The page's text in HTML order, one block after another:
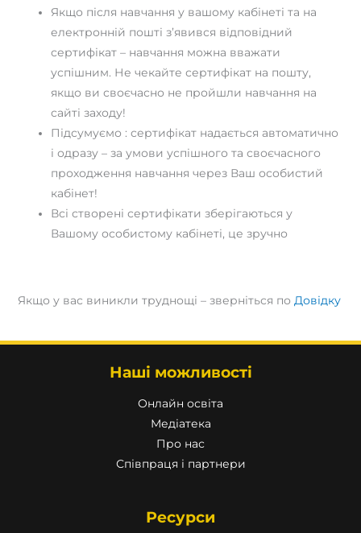
Якщо після навчання у вашому кабінеті та на
електронній пошті з’явився відповідний
сертифікат – навчання можна вважати
успішним. Не чекайте сертифікат на пошту,
якщо ви своєчасно не пройшли навчання на
сайті заходу!
Підсумуємо : сертифікат надається автоматично
і одразу – за умови успішного та своєчасного
проходження навчання через Ваш особистий
кабінет!
Всі створені сертифікати зберігаються у
Вашому особистому кабінеті, це зручно
Якщо у вас виникли труднощі – зверніться по Довідку
Наші можливості
Онлайн освіта
Медіатека
Про нас
Співпраця і партнери
Ресурси